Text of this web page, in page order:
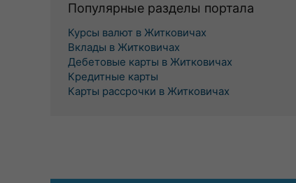
Популярные разделы портала
Курсы валют в Житковичах
Вклады в Житковичах
Дебетовые карты в Житковичах
Кредитные карты
Карты рассрочки в Житковичах